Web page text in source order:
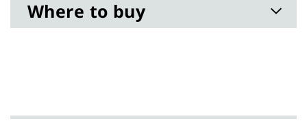
Where to buy